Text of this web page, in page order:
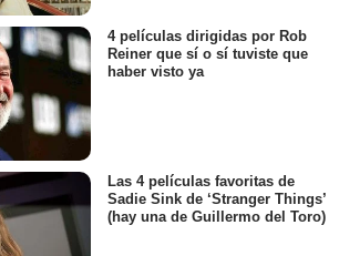
4 películas dirigidas por Rob
Reiner que sí o sí tuviste que
haber visto ya
Las 4 películas favoritas de
Sadie Sink de ‘Stranger Things’
(hay una de Guillermo del Toro)